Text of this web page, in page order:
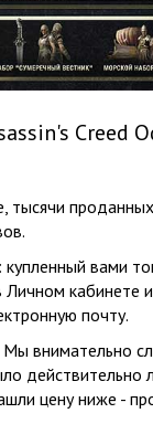
Creed
тысячи
: купленный вами
кабинете
почту.
Мы внимательно
действительно
цену ниже -